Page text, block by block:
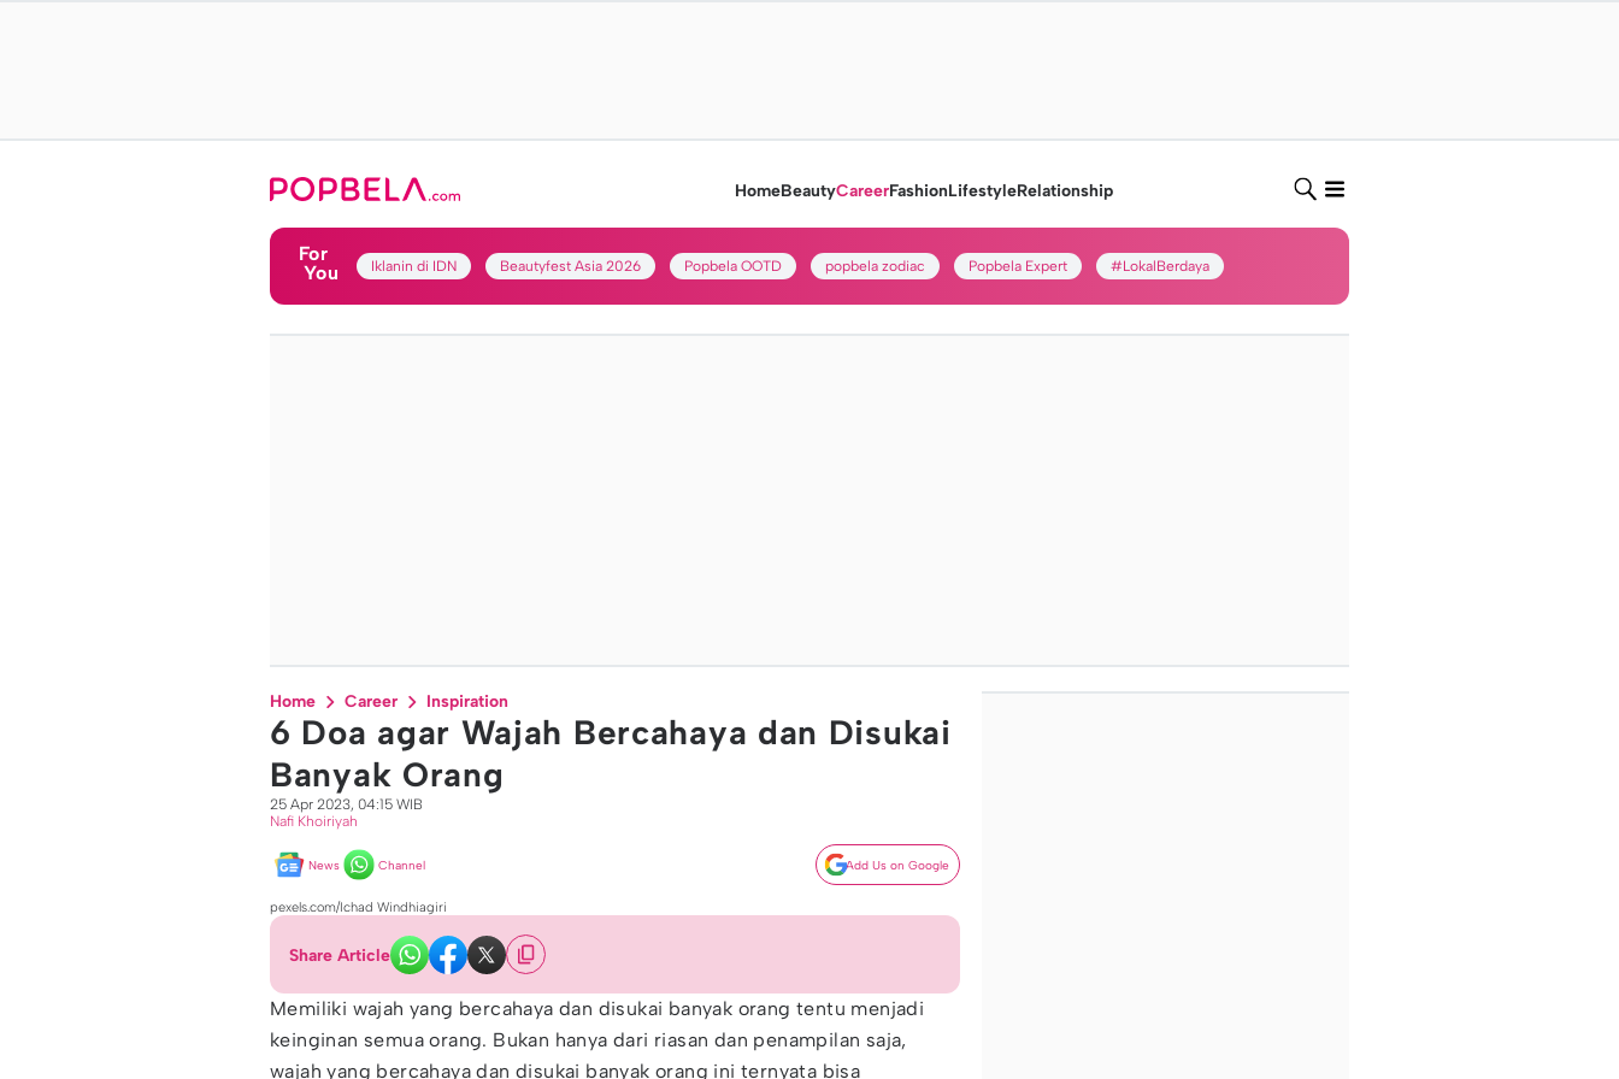
HomeBeautyCareerFashionLifestyleRelationship
For
You
Iklanin di IDN Beautyfest Asia 2026 Popbela OOTD popbela zodiac Popbela Expert #LokalBerdaya
Home Career Inspiration
6 Doa agar Wajah Bercahaya dan Disukai
Banyak Orang
25 Apr 2023, 04:15 WIB
Nafi Khoiriyah
News Channel Add Us on Google
pexels.com/Ichad Windhiagiri
Share Article
Memiliki wajah yang bercahaya dan disukai banyak orang tentu menjadi
keinginan semua orang. Bukan hanya dari riasan dan penampilan saja,
wajah yang bercahaya dan disukai banyak orang ini ternyata bisa